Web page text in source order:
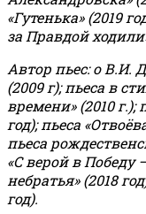
«Гутенька» (2019
за Правдой
Автор пьес: о В.И.
(2009 г); пьеса в
времени» (2010 г.);
год); пьеса
пьеса
«С верой в Победу
небратья» (2018
год).